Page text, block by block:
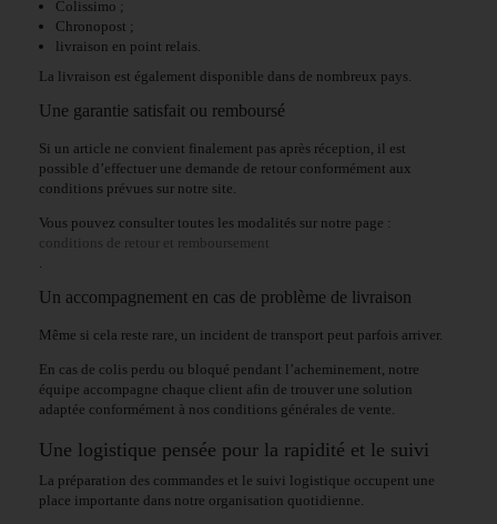
Colissimo ;
Chronopost ;
livraison en point relais.
La livraison est également disponible dans de nombreux pays.
Une garantie satisfait ou remboursé
Si un article ne convient finalement pas après réception, il est
possible d’effectuer une demande de retour conformément aux
conditions prévues sur notre site.
Vous pouvez consulter toutes les modalités sur notre page :
conditions de retour et remboursement
Un accompagnement en cas de problème de livraison
Même si cela reste rare, un incident de transport peut parfois arriver.
En cas de colis perdu ou bloqué pendant l’acheminement, notre
équipe accompagne chaque client afin de trouver une solution
adaptée conformément à nos conditions générales de vente.
Une logistique pensée pour la rapidité et le suivi
La préparation des commandes et le suivi logistique occupent une
place importante dans notre organisation quotidienne.